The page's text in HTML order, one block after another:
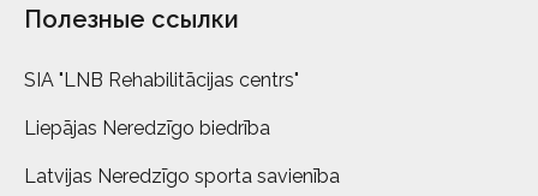
Полезные ссылки
SIA "LNB Rehabilitācijas centrs"
Liepājas Neredzīgo biedrība
Latvijas Neredzīgo sporta savienība